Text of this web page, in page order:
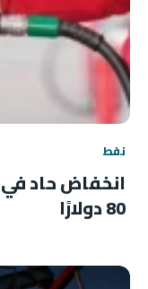
نفط
انخفاض حاد
80 دولارًا